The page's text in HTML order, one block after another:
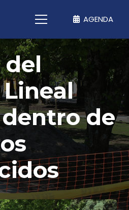
AGENDA
del
de